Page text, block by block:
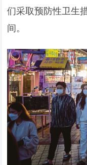
们采取预防性卫生
间。